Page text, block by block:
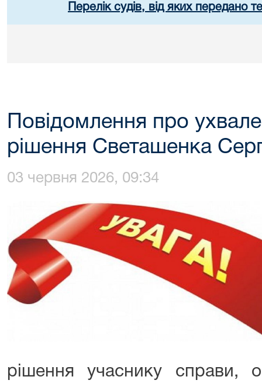
Перелік судів, від яких передано
Повідомлення про
рішення Светашенка
03 червня 2026, 09:34
рішення учаснику справи,